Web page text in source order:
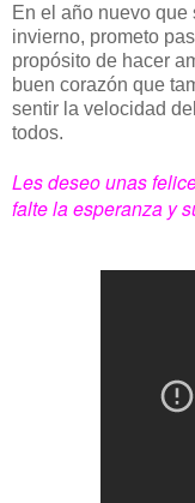
En el año nuevo que
invierno, prometo
propósito de hacer
buen corazón que
sentir la velocidad
todos.
Les deseo unas
falte la esperanza y